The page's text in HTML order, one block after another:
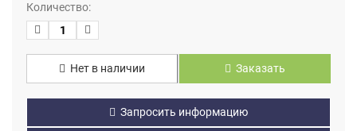
Количество:
Нет в наличии Заказать
Запросить информацию